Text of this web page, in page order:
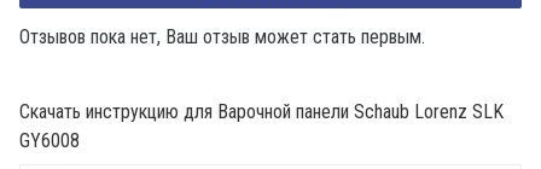
Отзывов пока нет, Ваш отзыв может стать первым.
Скачать инструкцию для Варочной панели Schaub Lorenz SLK
GY6008